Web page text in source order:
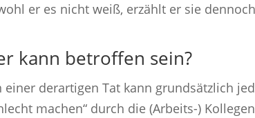
er es nicht weiß, erzählt er sie
kann betroffen sein?
einer derartigen Tat kann grundsätzlich
machen“ durch die (Arbeits-)